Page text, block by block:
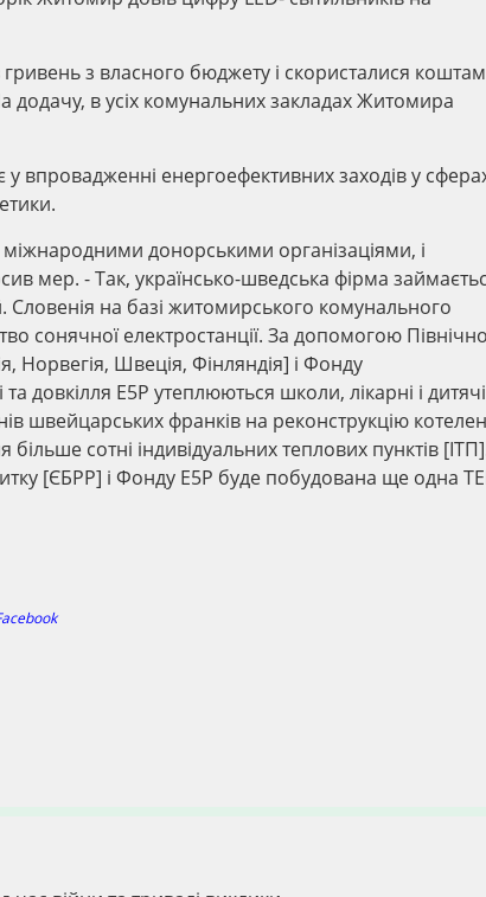
з власного бюджету і скористалися
в усіх комунальних закладах Житомира
впровадженні енергоефективних заходів у
донорськими організаціями, і
мер. - Так, українсько-шведська фірма
на базі житомирського комунального
сонячної електростанції. За допомогою
Норвегія, Швеція, Фінляндія] і Фонду
довкілля Е5Р утеплюються школи, лікарні і дитячі
швейцарських франків на реконструкцію
сотні індивідуальних теплових пунктів
[ЄБРР] і Фонду Е5Р буде побудована ще одна